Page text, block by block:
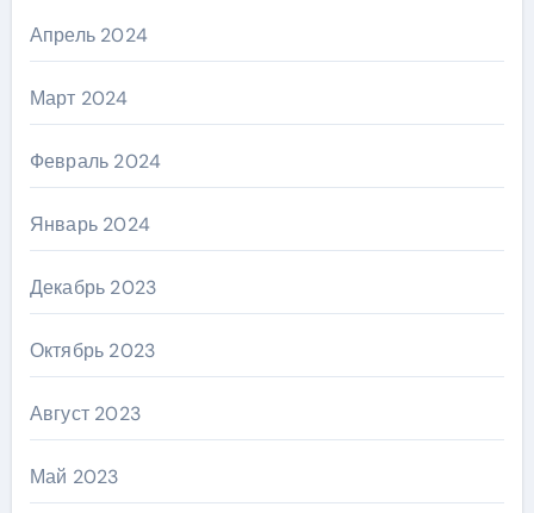
Апрель 2024
Март 2024
Февраль 2024
Январь 2024
Декабрь 2023
Октябрь 2023
Август 2023
Май 2023